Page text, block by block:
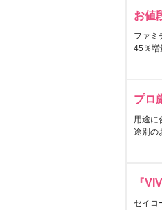
お値
ファミ
45％増
プロ
用途に
途別の
『
セイコ